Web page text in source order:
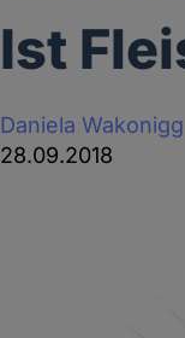
Ist
Daniela Wakonigg
28.09.2018